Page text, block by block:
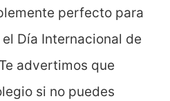
perfecto para
Día Internacional de
advertimos que
si no puedes